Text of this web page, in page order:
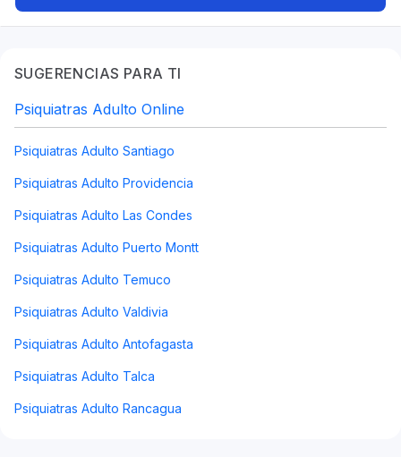
SUGERENCIAS PARA TI
Psiquiatras Adulto Online
Psiquiatras Adulto Santiago
Psiquiatras Adulto Providencia
Psiquiatras Adulto Las Condes
Psiquiatras Adulto Puerto Montt
Psiquiatras Adulto Temuco
Psiquiatras Adulto Valdivia
Psiquiatras Adulto Antofagasta
Psiquiatras Adulto Talca
Psiquiatras Adulto Rancagua